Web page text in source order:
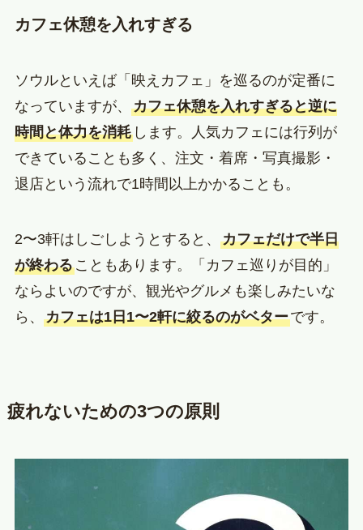
カフェ休憩を入れすぎる
ソウルといえば「映えカフェ」を巡るのが定番に
なっていますが、 カフェ休憩を入れすぎると逆に
時間と体力を消耗します。人気カフェには行列が
できていることも多く、注文・着席・写真撮影・
退店という流れで1時間以上かかることも。
2〜3軒はしごしようとすると、 カフェだけで半日
が終わることもあります。「カフェ巡りが目的」
ならよいのですが、観光やグルメも楽しみたいな
ら、 カフェは1日1〜2軒に絞るのがベターです。
疲れないための3つの原則